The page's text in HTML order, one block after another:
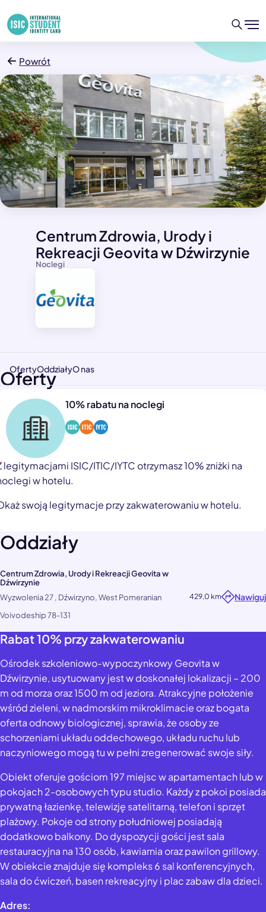
Powrót
Noclegi
Centrum Zdrowia, Urody i
Rekreacji Geovita w Dźwirzynie
OfertyOddziałyO nas
Oferty
10% rabatu na noclegi
legitymacjami ISIC/ITIC/IYTC otrzymasz 10% zniżki na
w hotelu.
swoją legitymacje przy zakwaterowaniu w hotelu.
Oddziały
Centrum Zdrowia, Urody i Rekreacji Geovita w
Dźwirzynie
Wyzwolenia 27 , Dźwirzyno, West Pomeranian
Voivodeship 78-131
429,0 km Nawiguj
Rabat 10% przy zakwaterowaniu
Ośrodek szkoleniowo-wypoczynkowy Geovita w
Dźwirzynie, usytuowany jest w doskonałej lokalizacji – 200
m od morza oraz 1500 m od jeziora. Atrakcyjne położenie
wśród zieleni, w nadmorskim mikroklimacie oraz bogata
oferta odnowy biologicznej, sprawia, że osoby ze
schorzeniami układu oddechowego, układu ruchu lub
naczyniowego mogą tu w pełni zregenerować swoje siły.
Obiekt oferuje gościom 197 miejsc w apartamentach lub w
pokojach 2-osobowych typu studio. Każdy z pokoi posiada
prywatną łazienkę, telewizję satelitarną, telefon i sprzęt
plażowy. Pokoje od strony południowej posiadają
dodatkowo balkony. Do dyspozycji gości jest sala
restauracyjna na 130 osób, kawiarnia oraz pawilon grillowy.
W obiekcie znajduje się kompleks 6 sal konferencyjnych,
sala do ćwiczeń, basen rekreacyjny i plac zabaw dla dzieci.
Adres: